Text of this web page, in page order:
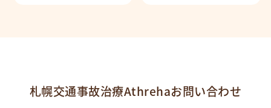
札幌交通事故治療Athrehaお問い合わせ